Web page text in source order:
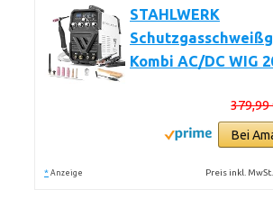
STAHLWERK
Kombi AC/DC WIG
379,99
Bei
* Anzeige Preis inkl.